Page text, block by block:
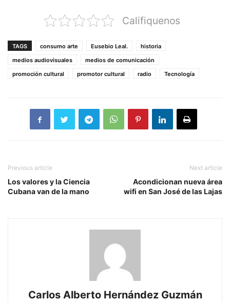
Califiquenos
TAGS consumo arte Eusebio Leal.
historia
medios audiovisuales
medios de comunicación
promoción cultural
promotor cultural radio Tecnología
Previous article
Los valores y la Ciencia
Cubana van de la mano
Next article
Acondicionan nueva área
wifi en San José de las Lajas
Carlos Alberto Hernández Guzmán